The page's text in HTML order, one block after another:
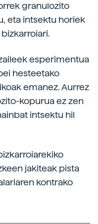
granulozito
eta intsektu horiek
esperimentua
hesteetako
emanez. Aurrez
kopurua ez zen
intsektu hil
jakiteak pista
kontrako